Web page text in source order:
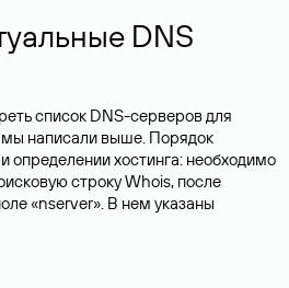
DNS
список DNS-серверов для
написали выше. Порядок
определении хостинга: необходимо
строку Whois, после
«nserver». В нем указаны